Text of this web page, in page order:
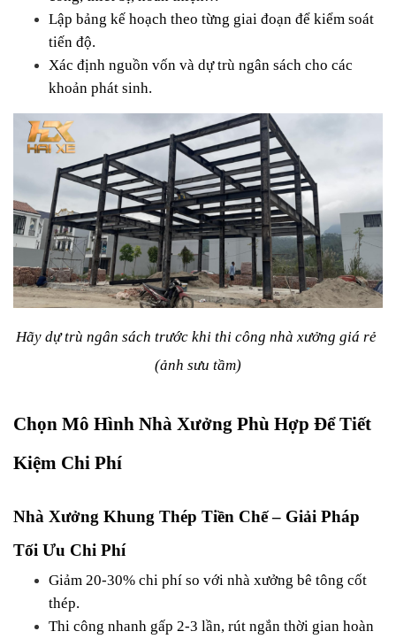
Lập bảng kế hoạch theo từng giai đoạn để kiểm soát
tiến độ.
Xác định nguồn vốn và dự trù ngân sách cho các
khoản phát sinh.
Hãy dự trù ngân sách trước khi thi công nhà xưởng giá rẻ
(ảnh sưu tầm)
Chọn Mô Hình Nhà Xưởng Phù Hợp Để Tiết
Kiệm Chi Phí
Nhà Xưởng Khung Thép Tiền Chế – Giải Pháp
Tối Ưu Chi Phí
Giảm 20-30% chi phí so với nhà xưởng bê tông cốt
thép.
Thi công nhanh gấp 2-3 lần, rút ngắn thời gian hoàn